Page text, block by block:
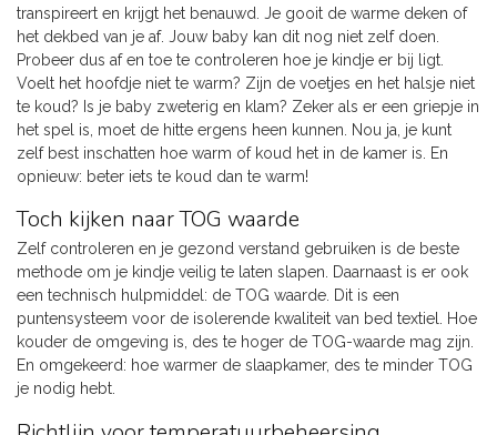
transpireert en krijgt het benauwd. Je gooit de warme deken of
het dekbed van je af. Jouw baby kan dit nog niet zelf doen.
Probeer dus af en toe te controleren hoe je kindje er bij ligt.
Voelt het hoofdje niet te warm? Zijn de voetjes en het halsje niet
te koud? Is je baby zweterig en klam? Zeker als er een griepje in
het spel is, moet de hitte ergens heen kunnen. Nou ja, je kunt
zelf best inschatten hoe warm of koud het in de kamer is. En
opnieuw: beter iets te koud dan te warm!
Toch kijken naar TOG waarde
Zelf controleren en je gezond verstand gebruiken is de beste
methode om je kindje veilig te laten slapen. Daarnaast is er ook
een technisch hulpmiddel: de TOG waarde. Dit is een
puntensysteem voor de isolerende kwaliteit van bed textiel. Hoe
kouder de omgeving is, des te hoger de TOG-waarde mag zijn.
En omgekeerd: hoe warmer de slaapkamer, des te minder TOG
je nodig hebt.